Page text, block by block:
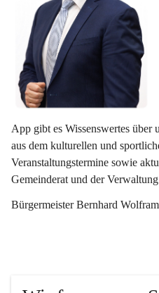
App gibt es Wissenswertes über
aus dem kulturellen und
Veranstaltungstermine sowie
Gemeinderat und der
Bürgermeister Bernhard Wolfram